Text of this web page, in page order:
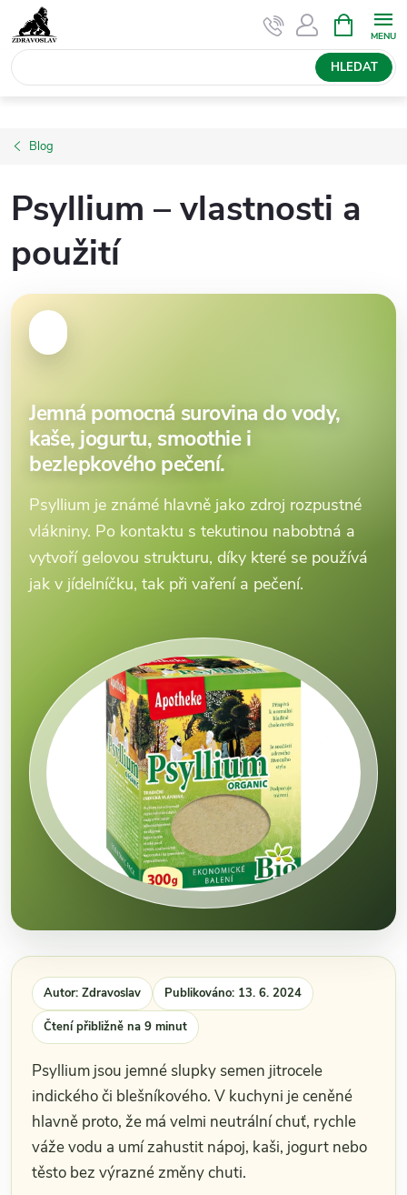
na
obsah
HLEDAT
NÁKUPNÍ
KOŠÍK
Blog
Psyllium – vlastnosti a
použití
Jemná pomocná surovina do vody,
kaše, jogurtu, smoothie i
bezlepkového pečení.
Psyllium je známé hlavně jako zdroj rozpustné
vlákniny. Po kontaktu s tekutinou nabobtná a
vytvoří gelovou strukturu, díky které se používá
jak v jídelníčku, tak při vaření a pečení.
Autor: Zdravoslav Publikováno: 13. 6. 2024
Čtení přibližně na 9 minut
Psyllium jsou jemné slupky semen jitrocele
indického či blešníkového. V kuchyni je ceněné
hlavně proto, že má velmi neutrální chuť, rychle
váže vodu a umí zahustit nápoj, kaši, jogurt nebo
těsto bez výrazné změny chuti.